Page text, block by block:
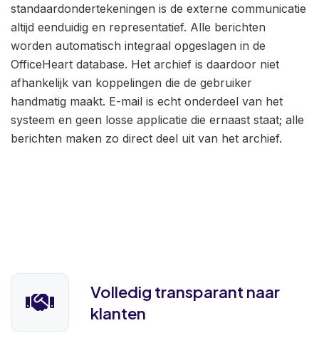
standaardondertekeningen is de externe communicatie
altijd eenduidig en representatief. Alle berichten
worden automatisch integraal opgeslagen in de
OfficeHeart database. Het archief is daardoor niet
afhankelijk van koppelingen die de gebruiker
handmatig maakt. E-mail is echt onderdeel van het
systeem en geen losse applicatie die ernaast staat; alle
berichten maken zo direct deel uit van het archief.
Volledig transparant naar
klanten